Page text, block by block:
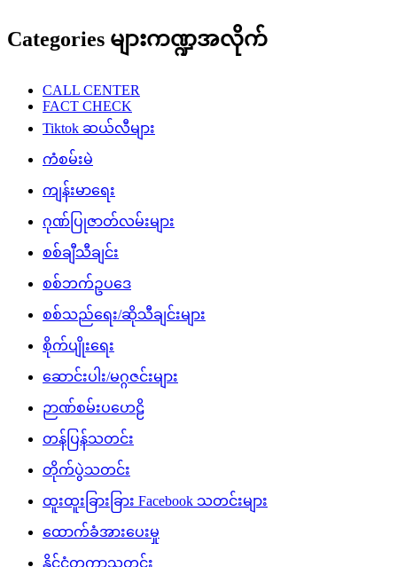
Categories များကဏ္ဍအလိုက်
CALL CENTER
FACT CHECK
Tiktok ဆယ်လီများ
ကံစမ်းမဲ
ကျန်းမာရေး
ဂုဏ်ပြုဇာတ်လမ်းများ
စစ်ချီသီချင်း
စစ်ဘက်ဥပဒေ
စစ်သည်ရေး/ဆိုသီချင်းများ
စိုက်ပျိုးရေး
ဆောင်းပါး/မဂ္ဂဇင်းများ
ဉာဏ်စမ်းပဟေဠိ
တန်ပြန်သတင်း
တိုက်ပွဲသတင်း
ထူးထူးခြားခြား Facebook သတင်းများ
ထောက်ခံအားပေးမှု
နိုင်ငံတကာသတင်း